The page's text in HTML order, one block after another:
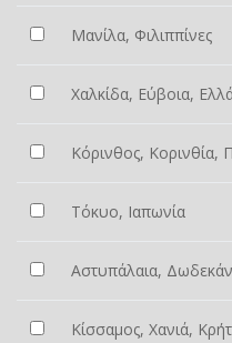
Μανίλα, Φιλιππίνες
Χαλκίδα, Εύβοια,
Κόρινθος,
Τόκυο, Ιαπωνία
Αστυπάλαια,
Κίσσαμος, Χανιά,